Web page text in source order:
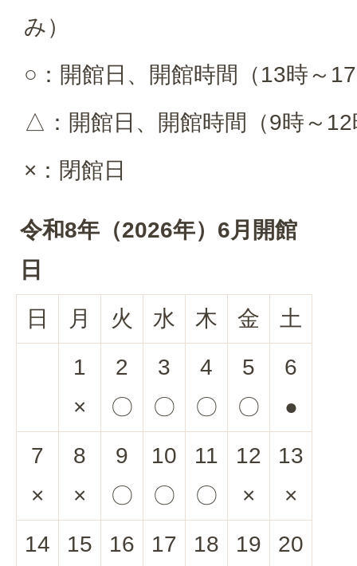
み）
○：開館日、開館時間（13時～
△：開館日、開館時間（9時～12
×：閉館日
令和8年（2026年）6月開館
日
日
月 火 水 木 金
土
1
×
2
〇
3
〇
4
〇
5
〇
6
●
7
×
8
×
9
〇
10
〇
11
〇
12
×
13
×
14
15 16 17 18 19 20